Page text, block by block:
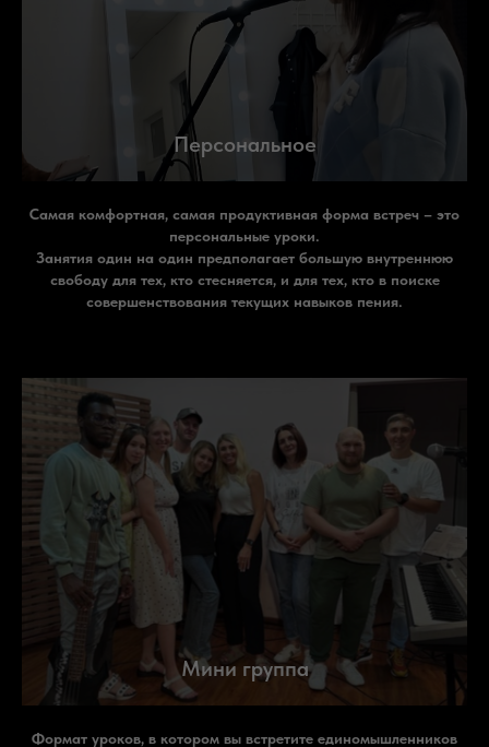
Персональное
Самая комфортная, самая продуктивная форма встреч – это
персональные уроки.
Занятия один на один предполагает большую внутреннюю
свободу для тех, кто стесняется, и для тех, кто в поиске
совершенствования текущих навыков пения.
Мини группа
Формат уроков, в котором вы встретите единомышленников